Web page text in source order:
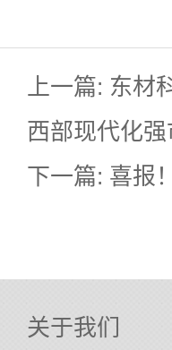
上一篇: 东材
西部现代化
下一篇: 喜报
关于我们